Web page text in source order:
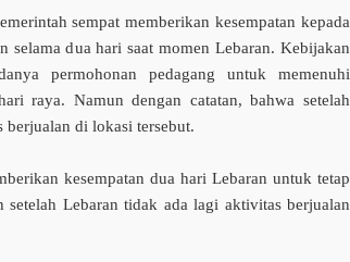
sempat memberikan kesempatan kepada
selama dua hari saat momen Lebaran. Kebijakan
permohonan pedagang untuk memenuhi
raya. Namun dengan catatan, bahwa setelah
di lokasi tersebut.
kesempatan dua hari Lebaran untuk tetap
setelah Lebaran tidak ada lagi aktivitas berjualan